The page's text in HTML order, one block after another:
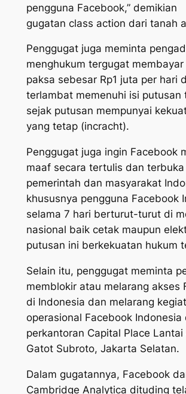
pengguna Facebook,” demikian
gugatan class action dari tanah
Penggugat juga meminta
menghukum tergugat membayar
paksa sebesar Rp1 juta per hari
terlambat memenuhi isi putusan
sejak putusan mempunyai
yang tetap (incracht).
Penggugat juga ingin Facebook
maaf secara tertulis dan
pemerintah dan masyarakat
khususnya pengguna Facebook
selama 7 hari berturut-turut di
nasional baik cetak maupun
putusan ini berkekuatan hukum
Selain itu, penggugat meminta
memblokir atau melarang akses
di Indonesia dan melarang
operasional Facebook Indonesia
perkantoran Capital Place
Gatot Subroto, Jakarta Selatan.
Dalam gugatannya, Facebook
Cambridge Analytica dituding